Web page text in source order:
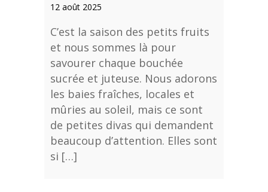
12 août 2025
C’est la saison des petits fruits
et nous sommes là pour
savourer chaque bouchée
sucrée et juteuse. Nous adorons
les baies fraîches, locales et
mûries au soleil, mais ce sont
de petites divas qui demandent
beaucoup d’attention. Elles sont
si […]